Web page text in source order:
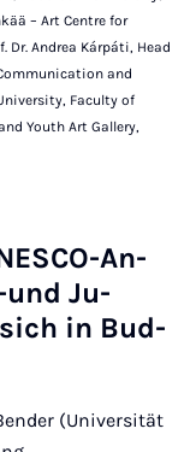
– Art Centre for
Dr. Andrea Kárpáti, Head
and
Faculty of
Youth Art Gallery,
An­
und Ju­
in Bud­
(Universität